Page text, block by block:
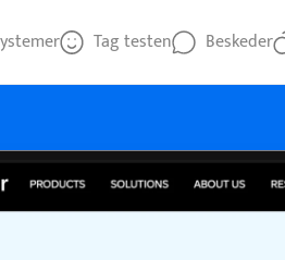
Tag testen Beskeder